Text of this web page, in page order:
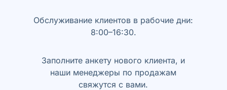
Обслуживание клиентов в рабочие дни:
8:00–16:30.
Заполните анкету нового клиента, и
наши менеджеры по продажам
свяжутся с вами.